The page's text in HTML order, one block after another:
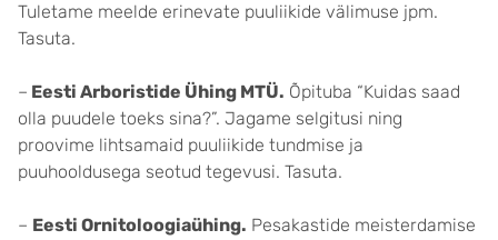
Tuletame meelde erinevate puuliikide välimuse jpm.
Tasuta.
– Eesti Arboristide Ühing MTÜ. Õpituba “Kuidas saad
olla puudele toeks sina?”. Jagame selgitusi ning
proovime lihtsamaid puuliikide tundmise ja
puuhooldusega seotud tegevusi. Tasuta.
– Eesti Ornitoloogiaühing. Pesakastide meisterdamise